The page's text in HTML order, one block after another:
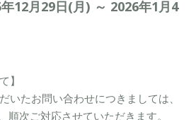
12月29日(月) ～ 2026年1月4
】
いたお問い合わせにつきましては、
順次ご対応させていただきます。